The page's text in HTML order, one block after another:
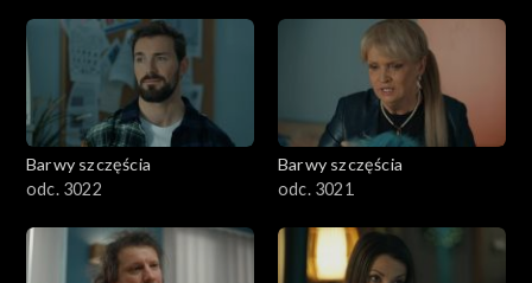
Barwy szczęścia
odc. 3022
Barwy szczęścia
odc. 3021